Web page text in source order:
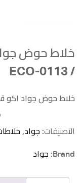
خلاط حوض
/ ECO-0113
خلاط حوض جواد اكو
التصنيفات: جواد,
Brand: جواد